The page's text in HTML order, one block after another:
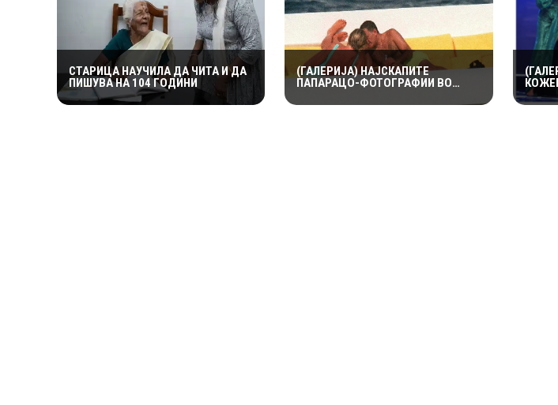
СТАРИЦА НАУЧИЛА ДА ЧИТА И ДА
ПИШУВА НА 104 ГОДИНИ
(ГАЛЕРИЈА) НАЈСКАПИТЕ
ПАПАРАЦО-ФОТОГРАФИИ ВО
ДОЛАРИ ЗА ПРВАТА НАПРАВЕНА
АМА